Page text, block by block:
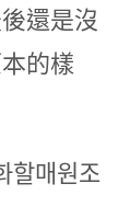
還是沒
的樣